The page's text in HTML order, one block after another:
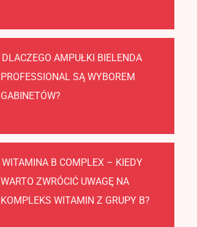
DLACZEGO AMPUŁKI BIELENDA
PROFESSIONAL SĄ WYBOREM
GABINETÓW?
WITAMINA B COMPLEX – KIEDY
WARTO ZWRÓCIĆ UWAGĘ NA
KOMPLEKS WITAMIN Z GRUPY B?